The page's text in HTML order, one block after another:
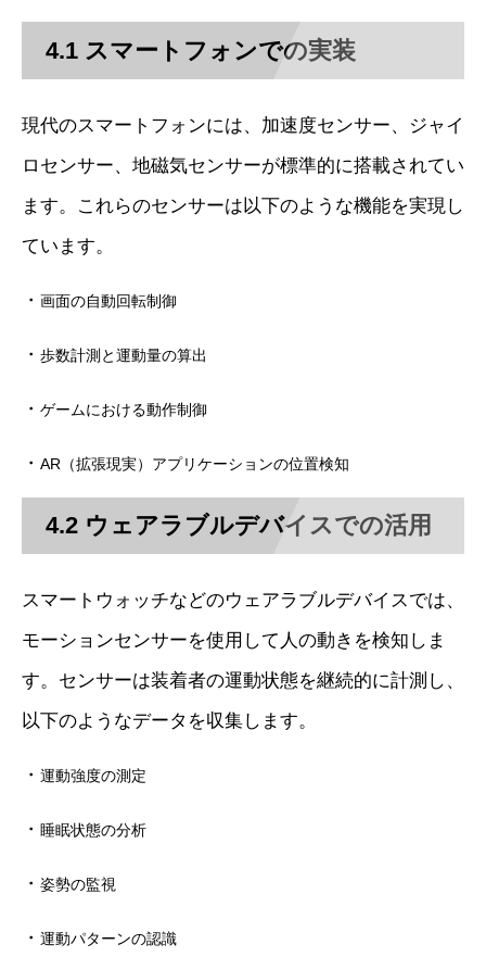
4.1 スマートフォンでの実装
現代のスマートフォンには、加速度センサー、ジャイ
ロセンサー、地磁気センサーが標準的に搭載されてい
ます。これらのセンサーは以下のような機能を実現し
ています。
・ 画面の自動回転制御
・ 歩数計測と運動量の算出
・ ゲームにおける動作制御
・ AR（拡張現実）アプリケーションの位置検知
4.2 ウェアラブルデバイスでの活用
スマートウォッチなどのウェアラブルデバイスでは、
モーションセンサーを使用して人の動きを検知しま
す。センサーは装着者の運動状態を継続的に計測し、
以下のようなデータを収集します。
・ 運動強度の測定
・ 睡眠状態の分析
・ 姿勢の監視
・ 運動パターンの認識